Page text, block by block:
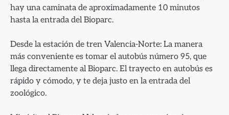
hay una caminata de aproximadamente 10 minutos
hasta la entrada del Bioparc.
Desde la estación de tren Valencia-Norte: La manera
más conveniente es tomar el autobús número 95, que
llega directamente al Bioparc. El trayecto en autobús es
rápido y cómodo, y te deja justo en la entrada del
zoológico.